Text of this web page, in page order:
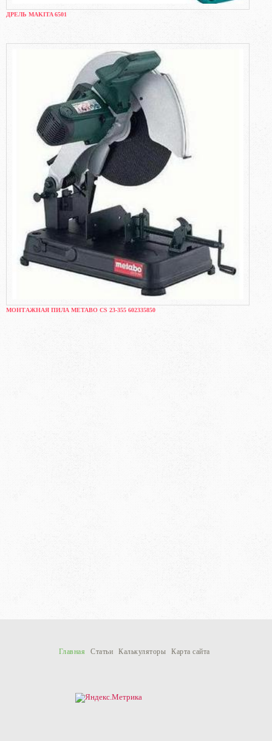
ДРЕЛЬ MAKITA 6501
МОНТАЖНАЯ ПИЛА METABO CS 23-355 602335850
Главная Статьи Калькуляторы Карта сайта